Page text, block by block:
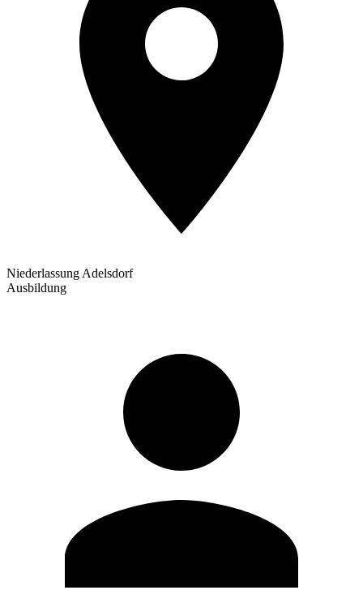
Niederlassung Adelsdorf
Ausbildung